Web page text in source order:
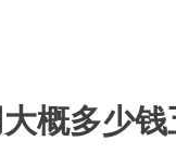
概多少